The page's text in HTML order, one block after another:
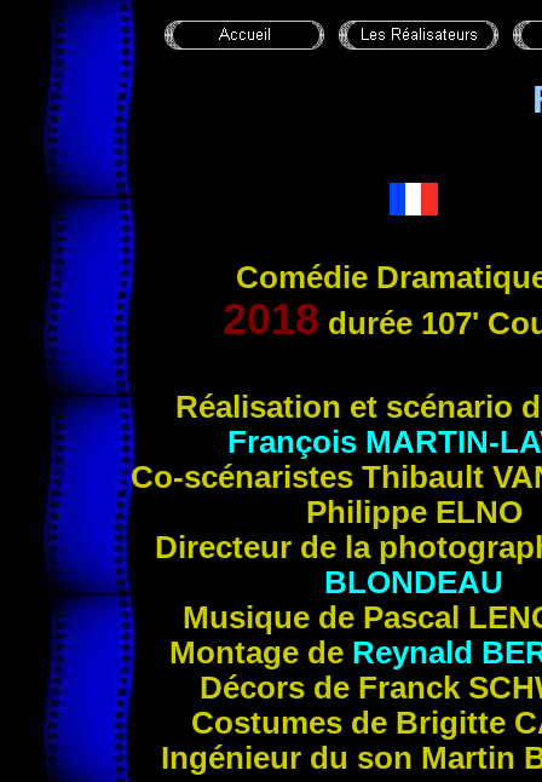
Comédie
2018 durée 107'
Réalisation et scénario
François MARTIN-
Co-scénaristes Thibault
Philippe ELNO
Directeur de la
BLONDEAU
Musique de Pascal
Montage de Reynald
Décors de Franck
Costumes de Brigitte
Ingénieur du son Martin